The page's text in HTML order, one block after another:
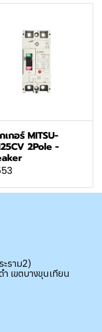
เกอร์ MITSU-
2Pole -
ราม2)
เขตบางขุนเทียน